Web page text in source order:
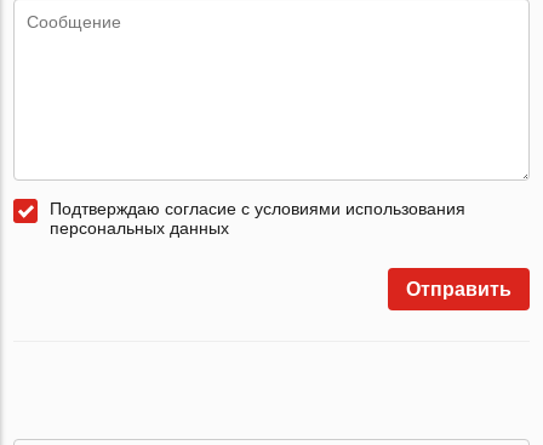
Подтверждаю согласие с условиями использования
персональных данных
Отправить